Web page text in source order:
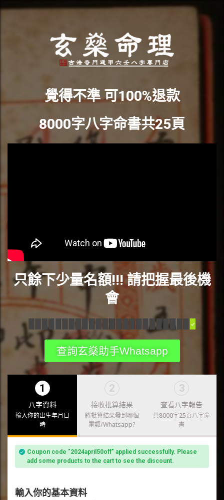
覺得不準 可100%退款
8000字八字命書共25頁
只餘下少量名額!!! 請把握最後機
會
查詢玄燊助手Whatsapp
1
八字資料
輸入你的出生年月日
時
2
接收批算結果
將批算結果發到哪個
電郵/Whatsapp?
3
查看八字報告
共8000字25頁八字命
書
Coupon code "2024april50off" applied successfully. Please
add some products to the cart to see the discount.
輸入你的基本資料